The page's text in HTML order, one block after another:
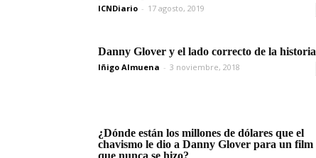
ICNDiario - 17 agosto, 2019
Danny Glover y el lado correcto de la historia
Iñigo Almuena - 3 noviembre, 2018
¿Dónde están los millones de dólares que el
chavismo le dio a Danny Glover para un film